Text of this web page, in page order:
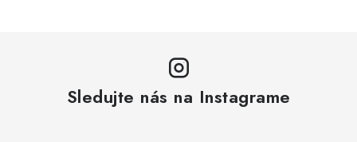
Sledujte nás na Instagrame